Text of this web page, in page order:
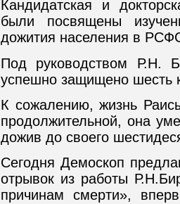
Кандидатская и
были посвящены
дожития населения в
Под руководством Р.Н.
успешно защищено шесть
К сожалению, жизнь
продолжительной, она
дожив до своего
Сегодня Демоскоп
отрывок из работы
причинам смерти»,